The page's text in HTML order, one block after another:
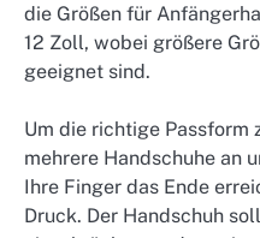
die Größen für
12 Zoll, wobei größere
geeignet sind.
Um die richtige Passform
mehrere Handschuhe an
Ihre Finger das Ende
Druck. Der Handschuh